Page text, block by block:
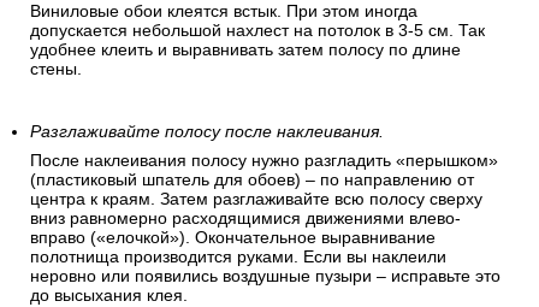
Виниловые обои клеятся встык. При этом иногда
допускается небольшой нахлест на потолок в 3-5 см. Так
удобнее клеить и выравнивать затем полосу по длине
стены.
Разглаживайте полосу после наклеивания.
После наклеивания полосу нужно разгладить «перышком»
(пластиковый шпатель для обоев) – по направлению от
центра к краям. Затем разглаживайте всю полосу сверху
вниз равномерно расходящимися движениями влево-
вправо («елочкой»). Окончательное выравнивание
полотнища производится руками. Если вы наклеили
неровно или появились воздушные пузыри – исправьте это
до высыхания клея.